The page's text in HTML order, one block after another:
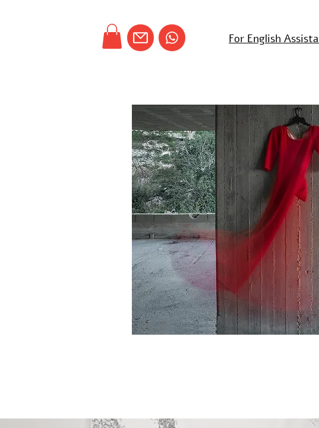
For English